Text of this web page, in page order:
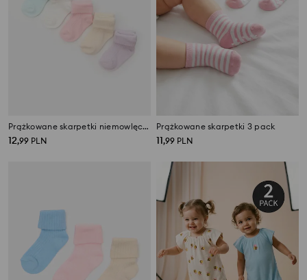
Prążkowane skarpetki niemowlęce 5 pack
12,99 PLN
Prążkowane skarpetki 3 pack
11,99 PLN